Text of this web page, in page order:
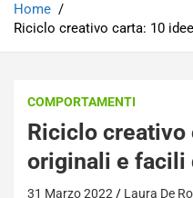
Home
Riciclo creativo carta: 10
COMPORTAMENTI
Riciclo creativo
originali e facili
31 Marzo 2022 Laura De